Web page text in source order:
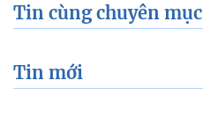
Tin cùng chuyên mục
Tin mới